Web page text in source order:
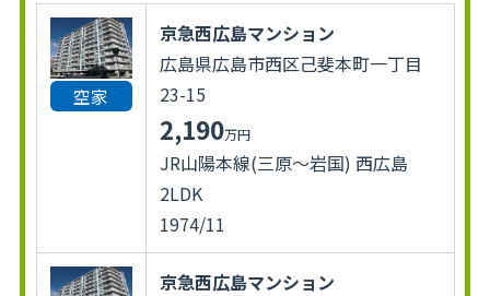
空家
京急西広島マンション
広島県広島市西区己斐本町一丁目
23-15
2,190万円
JR山陽本線(三原～岩国) 西広島
2LDK
1974/11
京急西広島マンション